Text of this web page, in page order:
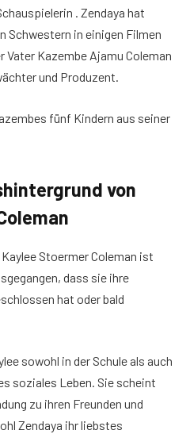
. Zendaya hat
Schwestern in einigen Filmen
Kazembe Ajamu Coleman
und Produzent.
fünf Kindern aus seiner
von
Stoermer Coleman ist
dass sie ihre
hat oder bald
sowohl in der Schule als auch
soziales Leben. Sie scheint
zu ihren Freunden und
Zendaya ihr liebstes